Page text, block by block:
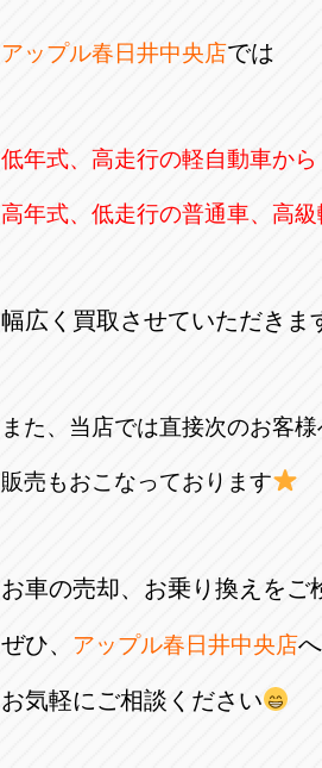
アップル春日井中央店では
低年式、高走行の軽自動車から
高年式、低走行の普通車、高
幅広く買取させていただきま
また、当店では直接次のお客
販売もおこなっております
お車の売却、お乗り換えをご
ぜひ、 アップル春日井中央店へ
お気軽にご相談ください